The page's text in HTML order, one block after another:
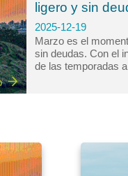
meses de abril y
guardado para
ligero y sin
2025-12-19
Marzo es el
sin deudas. Con el
de las temporadas
descanso. En
que viajar es un
con inteligencia